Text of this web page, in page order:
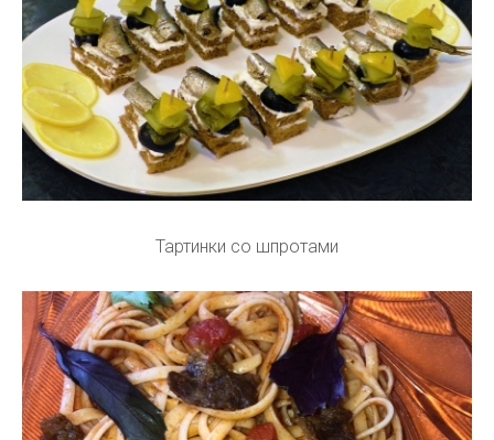
Тартинки со шпротами